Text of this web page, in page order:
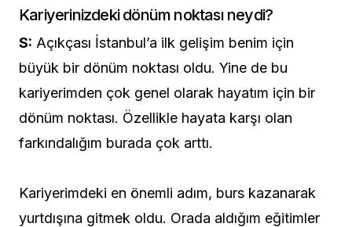
Kariyerinizdeki dönüm noktası neydi?
S: Açıkçası İstanbul’a ilk gelişim benim için
büyük bir dönüm noktası oldu. Yine de bu
kariyerimden çok genel olarak hayatım için bir
dönüm noktası. Özellikle hayata karşı olan
farkındalığım burada çok arttı.
Kariyerimdeki en önemli adım, burs kazanarak
yurtdışına gitmek oldu. Orada aldığım eğitimler